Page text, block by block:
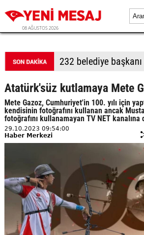
08 AĞUSTOS 2026
Adalet Komisyonu
Atatürk'süz kutlamaya Mete
Mete Gazoz, Cumhuriyet'in 100. yılı için
kendisinin fotoğrafını kullanan ancak
fotoğrafını kullanamayan TV NET kanalına
29.10.2023 09:54:00
Haber Merkezi